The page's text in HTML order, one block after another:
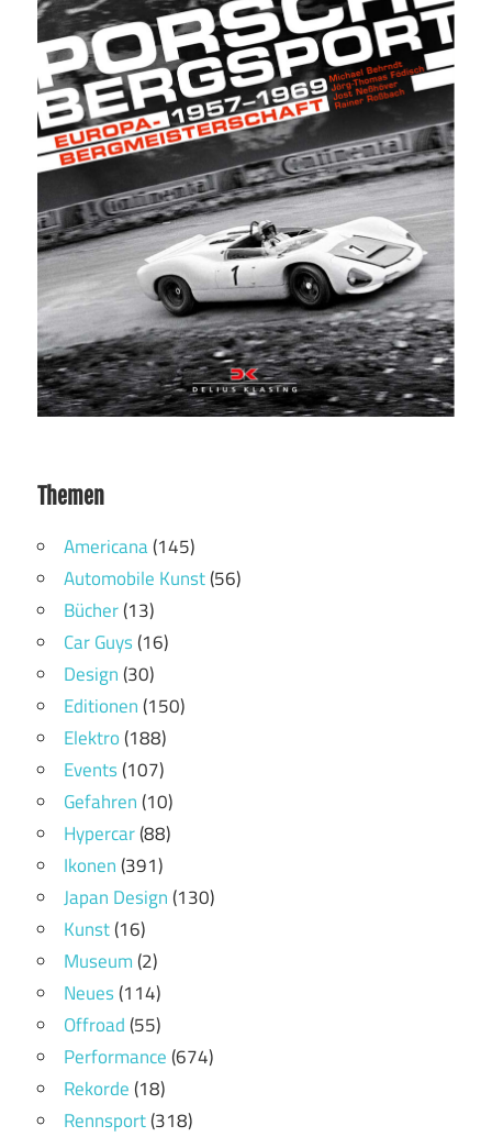
Themen
Americana(145)
Automobile Kunst(56)
Bücher(13)
Car Guys(16)
Design(30)
Editionen(150)
Elektro(188)
Events(107)
Gefahren(10)
Hypercar(88)
Ikonen(391)
Japan Design(130)
Kunst(16)
Museum(2)
Neues(114)
Offroad(55)
Performance(674)
Rekorde(18)
Rennsport(318)